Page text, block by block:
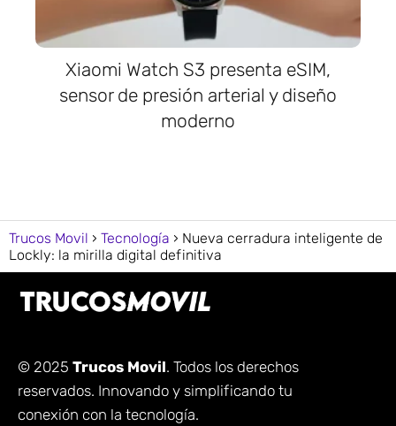
Xiaomi Watch S3 presenta eSIM,
sensor de presión arterial y diseño
moderno
Trucos Movil Tecnología
Nueva cerradura inteligente de
Lockly: la mirilla digital definitiva
© 2025 Trucos Movil. Todos los derechos
reservados. Innovando y simplificando tu
conexión con la tecnología.